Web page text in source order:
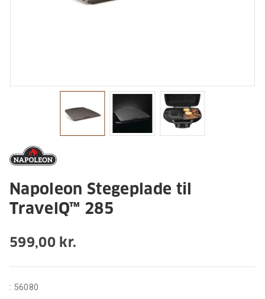
Napoleon Stegeplade til
TravelQ™ 285
599,00 kr.
: 56080